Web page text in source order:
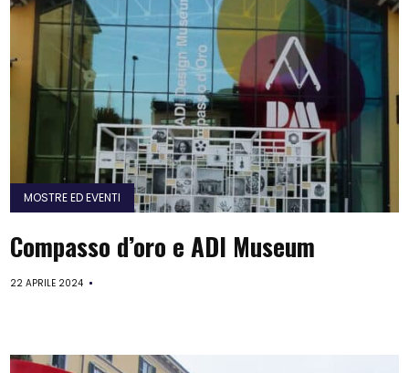
MOSTRE ED EVENTI
Compasso d’oro e ADI Museum
22 APRILE 2024